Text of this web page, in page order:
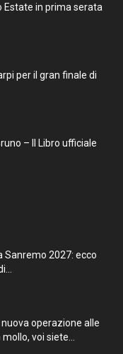
Estate in prima serata
per il gran finale di
– Il Libro ufficiale
Sanremo 2027: ecco
operazione alle
mollo, voi siete...